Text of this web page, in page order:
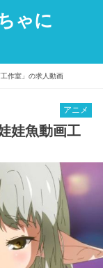
ゃに
作室」の求人動画
アニメ
娃魚動画工